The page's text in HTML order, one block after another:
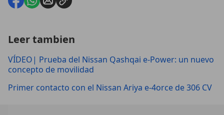
Leer tambien
VÍDEO| Prueba del Nissan Qashqai e-Power: un nuevo
concepto de movilidad
Primer contacto con el Nissan Ariya e-4orce de 306 CV